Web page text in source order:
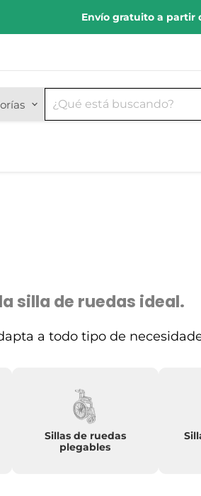
Envío gratuito a partir
silla de ruedas ideal.
a todo tipo de
Sillas de ruedas
plegables